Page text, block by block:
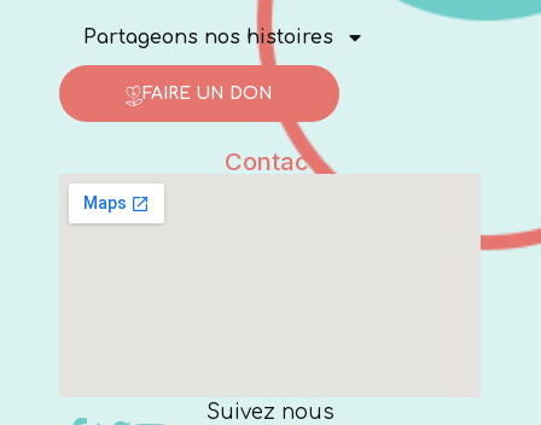
Partageons nos histoires
FAIRE UN DON
Contact
Suivez nous